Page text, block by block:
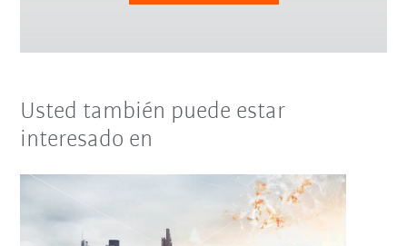
Usted también puede estar
interesado en